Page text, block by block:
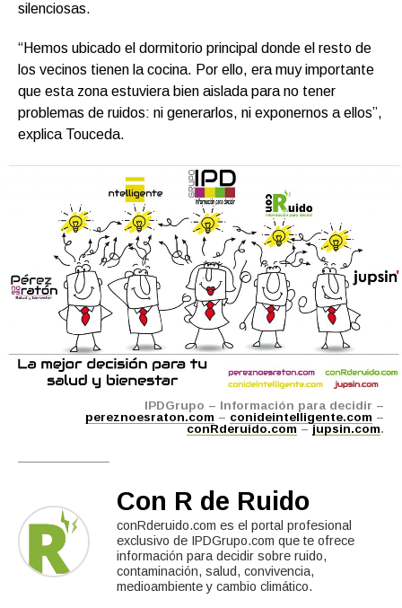
silenciosas.
“Hemos ubicado el dormitorio principal donde el resto de
los vecinos tienen la cocina. Por ello, era muy importante
que esta zona estuviera bien aislada para no tener
problemas de ruidos: ni generarlos, ni exponernos a ellos”,
explica Touceda.
IPDGrupo – Información para decidir –
pereznoesraton.com – conideintelligente.com –
conRderuido.com – jupsin.com.
Con R de Ruido
conRderuido.com es el portal profesional
exclusivo de IPDGrupo.com que te ofrece
información para decidir sobre ruido,
contaminación, salud, convivencia,
medioambiente y cambio climático.